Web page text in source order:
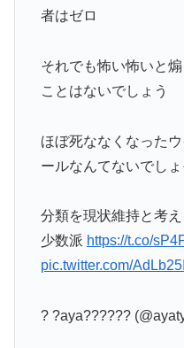
者はゼロ
それでも怖い怖いと
ことはないでしょう
ほぼ死ななくなった
ールなんてないでし
分類を現状維持と考
少数派 https://t.co/
pic.twitter.com/
? ?aya??????